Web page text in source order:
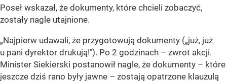
Poseł wskazał, że dokumenty, które chcieli zobaczyć,
zostały nagle utajnione.
„Najpierw udawali, że przygotowują dokumenty („już, już
u pani dyrektor drukują!"). Po 2 godzinach – zwrot akcji.
Minister Siekierski postanowił nagle, że dokumenty – które
jeszcze dziś rano były jawne – zostają opatrzone klauzulą